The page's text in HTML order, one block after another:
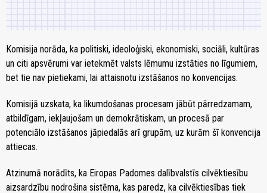
Komisija norāda, ka politiski, ideoloģiski, ekonomiski, sociāli, kultūras
un citi apsvērumi var ietekmēt valsts lēmumu izstāties no līgumiem,
bet tie nav pietiekami, lai attaisnotu izstāšanos no konvencijas.
Komisijā uzskata, ka likumdošanas procesam jābūt pārredzamam,
atbildīgam, iekļaujošam un demokrātiskam, un procesā par
potenciālo izstāšanos jāpiedalās arī grupām, uz kurām šī konvencija
attiecas.
Atzinumā norādīts, ka Eiropas Padomes dalībvalstīs cilvēktiesību
aizsardzību nodrošina sistēma, kas paredz, ka cilvēktiesības tiek